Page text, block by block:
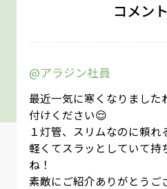
コメン
@アラジン社員
最近一気に寒くなりまし
付けください😌
１灯管、スリムなのに頼れ
軽くてスラッとしていて持
ね！
素敵にご紹介ありがとうご